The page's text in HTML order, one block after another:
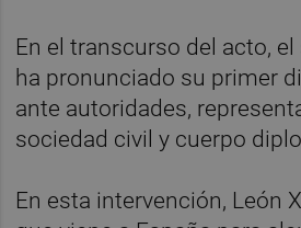
En el transcurso del acto,
ha pronunciado su primer
ante autoridades,
sociedad civil y cuerpo
En esta intervención, León